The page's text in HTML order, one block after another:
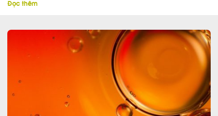
đó là những người đã không còn cả tin rằng bất cứ thứ gì liên
bang của Mỹ đã áp đặt lên công chúng trong hơn 80 năm qua.
Đọc thêm